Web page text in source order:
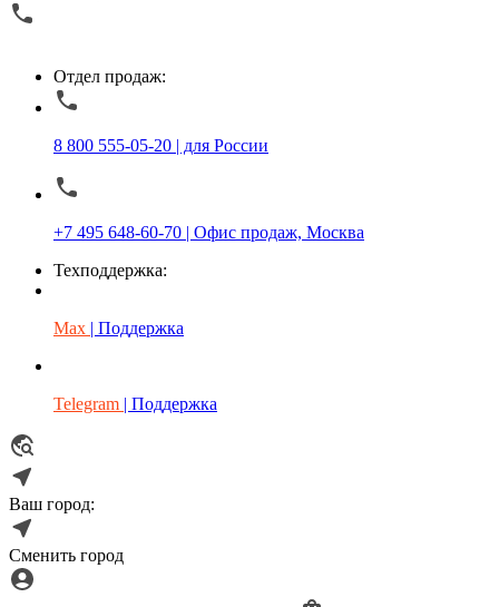
Отдел продаж:
8 800 555-05-20 | для России
+7 495 648-60-70 | Офис продаж, Москва
Техподдержка:
Max | Поддержка
Telegram | Поддержка
Ваш город:
Сменить город